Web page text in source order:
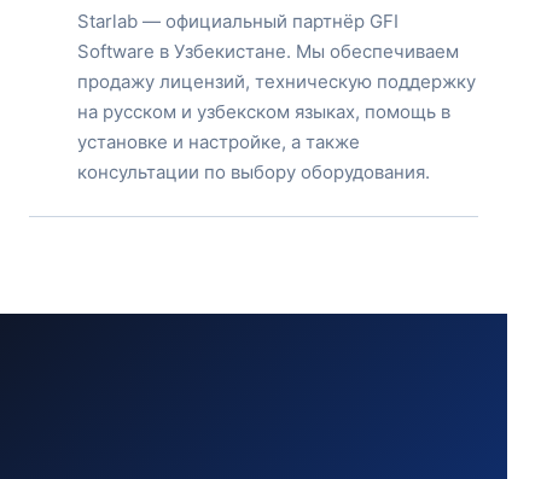
Starlab — официальный партнёр GFI
Software в Узбекистане. Мы обеспечиваем
продажу лицензий, техническую поддержку
на русском и узбекском языках, помощь в
установке и настройке, а также
консультации по выбору оборудования.